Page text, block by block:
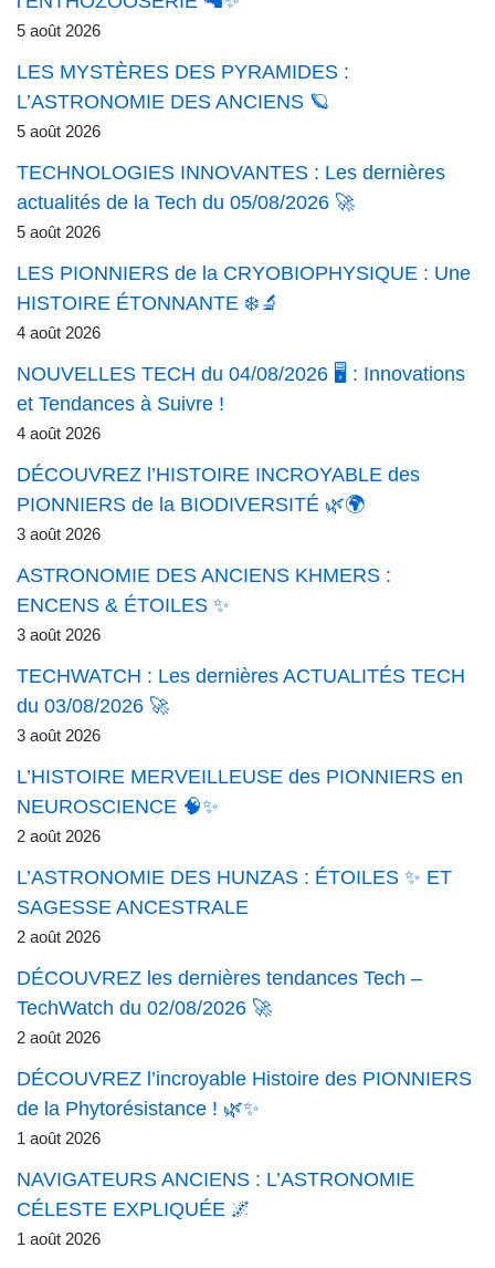
5 août 2026
LES MYSTÈRES DES PYRAMIDES :
L’ASTRONOMIE DES ANCIENS 🪐
5 août 2026
TECHNOLOGIES INNOVANTES : Les dernières
actualités de la Tech du 05/08/2026 🚀
5 août 2026
LES PIONNIERS de la CRYOBIOPHYSIQUE : Une
HISTOIRE ÉTONNANTE ❄️🔬
4 août 2026
NOUVELLES TECH du 04/08/2026 🖥️ : Innovations
et Tendances à Suivre !
4 août 2026
DÉCOUVREZ l’HISTOIRE INCROYABLE des
PIONNIERS de la BIODIVERSITÉ 🌿🌍
3 août 2026
ASTRONOMIE DES ANCIENS KHMERS :
ENCENS & ÉTOILES ✨
3 août 2026
TECHWATCH : Les dernières ACTUALITÉS TECH
du 03/08/2026 🚀
3 août 2026
L’HISTOIRE MERVEILLEUSE des PIONNIERS en
NEUROSCIENCE 🧠✨
2 août 2026
L’ASTRONOMIE DES HUNZAS : ÉTOILES ✨ ET
SAGESSE ANCESTRALE
2 août 2026
DÉCOUVREZ les dernières tendances Tech –
TechWatch du 02/08/2026 🚀
2 août 2026
DÉCOUVREZ l’incroyable Histoire des PIONNIERS
de la Phytorésistance ! 🌿✨
1 août 2026
NAVIGATEURS ANCIENS : L’ASTRONOMIE
CÉLESTE EXPLIQUÉE 🌌
1 août 2026